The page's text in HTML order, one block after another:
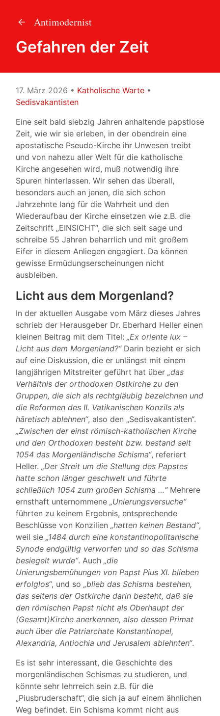
Antimodernist
Gefahren der Zeit
17. März 2026 • Katholische Warte •
Sedisvakantisten
Eine seit bald siebzig Jahren anhaltende papstlose
Zeit, wie wir sie erleben, in der obendrein eine
apostatische Pseudo-Kirche ihr Unwesen treibt
und von nahezu aller Welt für die katholische
Kirche angesehen wird, muß notwendig ihre
Spuren hinterlassen. Wir sehen das überall,
besonders auch an jenen, die sich schon
Jahrzehnte lang für die Wahrheit und den
Wiederaufbau der Kirche einsetzen wie z.B. die
Zeitschrift „EINSICHT“, die sich seit sage und
schreibe 55 Jahren beharrlich und mit großem
Eifer in diesem Anliegen engagiert. Da können
gewisse Ermüdungserscheinungen nicht
ausbleiben.
Licht aus dem Morgenland?
In der aktuellen Ausgabe vom März dieses Jahres
schrieb der Herausgeber Dr. Eberhard Heller einen
kleinen Beitrag mit dem Titel: „Ex oriente lux –
Licht aus dem Morgenland?“Darin bezieht er sich
auf eine Diskussion, die er unlängst mit einem
langjährigen Mitstreiter geführt hat über „das
Verhältnis der orthodoxen Ostkirche zu den
Gruppen, die sich als rechtgläubig bezeichnen und
die Reformen des II. Vatikanischen Konzils als
häretisch ablehnen“, also den „Sedisvakantisten“.
„Zwischen der einst römisch-katholischen Kirche
und den Orthodoxen besteht bzw. bestand seit
1054 das Morgenländische Schisma“, referiert
Heller. „Der Streit um die Stellung des Papstes
hatte schon länger geschwelt und führte
schließlich 1054 zum großen Schisma …“Mehrere
ernsthaft unternommene „Unierungsversuche“
führten zu keinem Ergebnis, entsprechende
Beschlüsse von Konzilien „hatten keinen Bestand“,
weil sie „1484 durch eine konstantinopolitanische
Synode endgültig verworfen und so das Schisma
besiegelt wurde“. Auch „die
Unierungsbemühungen von Papst Pius XI. blieben
erfolglos“, und so „blieb das Schisma bestehen,
das seitens der Ostkirche darin besteht, daß sie
den römischen Papst nicht als Oberhaupt der
(Gesamt)Kirche anerkennen, also dessen Primat
auch über die Patriarchate Konstantinopel,
Alexandria, Antiochia und Jerusalem ablehnten“.
Es ist sehr interessant, die Geschichte des
morgenländischen Schismas zu studieren, und
könnte sehr lehrreich sein z.B. für die
„Piusbruderschaft“, die sich ja auf einem ähnlichen
Weg befindet. Ein Schisma kommt nicht aus